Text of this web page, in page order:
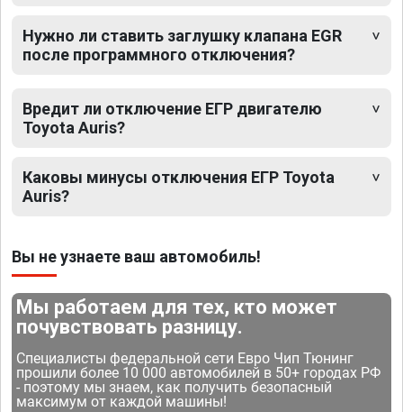
Нужно ли ставить заглушку клапана EGR
после программного отключения?
Вредит ли отключение ЕГР двигателю
Toyota Auris?
Каковы минусы отключения ЕГР Toyota
Auris?
Вы не узнаете ваш автомобиль!
Мы работаем для тех, кто может
почувствовать разницу.
Специалисты федеральной сети Евро Чип Тюнинг
прошили более 10 000 автомобилей в 50+ городах РФ
- поэтому мы знаем, как получить безопасный
максимум от каждой машины!